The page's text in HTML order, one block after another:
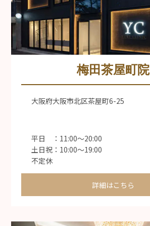
梅田茶屋町院
大阪府大阪市北区茶屋町6-25
平日 ：11:00〜20:00
土日祝：10:00〜19:00
不定休
詳細はこちら